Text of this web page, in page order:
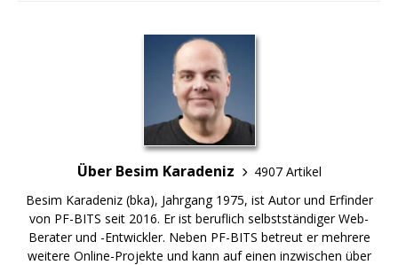
Über Besim Karadeniz
4907 Artikel
Besim Karadeniz (bka), Jahrgang 1975, ist Autor und Erfinder
von PF-BITS seit 2016. Er ist beruflich selbstständiger Web-
Berater und -Entwickler. Neben PF-BITS betreut er mehrere
weitere Online-Projekte und kann auf einen inzwischen über